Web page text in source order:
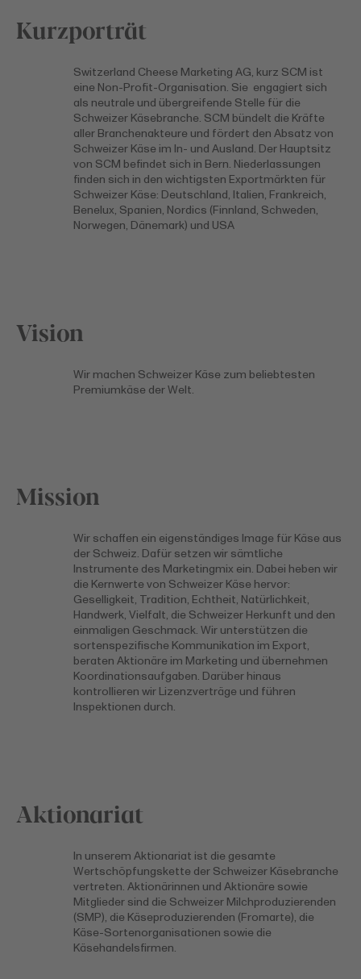
Kurzporträt
Switzerland Cheese Marketing AG, kurz SCM ist
eine Non-Profit-Organisation. Sie engagiert sich
als neutrale und übergreifende Stelle für die
Schweizer Käsebranche. SCM bündelt die Kräfte
aller Branchenakteure und fördert den Absatz von
Schweizer Käse im In- und Ausland. Der Hauptsitz
von SCM befindet sich in Bern. Niederlassungen
finden sich in den wichtigsten Exportmärkten für
Schweizer Käse: Deutschland, Italien, Frankreich,
Benelux, Spanien, Nordics (Finnland, Schweden,
Norwegen, Dänemark) und USA
Vision
Wir machen Schweizer Käse zum beliebtesten
Premiumkäse der Welt.
Mission
Wir schaffen ein eigenständiges Image für Käse aus
der Schweiz. Dafür setzen wir sämtliche
Instrumente des Marketingmix ein. Dabei heben wir
die Kernwerte von Schweizer Käse hervor:
Geselligkeit, Tradition, Echtheit, Natürlichkeit,
Handwerk, Vielfalt, die Schweizer Herkunft und den
einmaligen Geschmack. Wir unterstützen die
sortenspezifische Kommunikation im Export,
beraten Aktionäre im Marketing und übernehmen
Koordinationsaufgaben. Darüber hinaus
kontrollieren wir Lizenzverträge und führen
Inspektionen durch.
Aktionariat
In unserem Aktionariat ist die gesamte
Wertschöpfungskette der Schweizer Käsebranche
vertreten. Aktionärinnen und Aktionäre sowie
Mitglieder sind die Schweizer Milchproduzierenden
(SMP), die Käseproduzierenden (Fromarte), die
Käse-Sortenorganisationen sowie die
Käsehandelsfirmen.